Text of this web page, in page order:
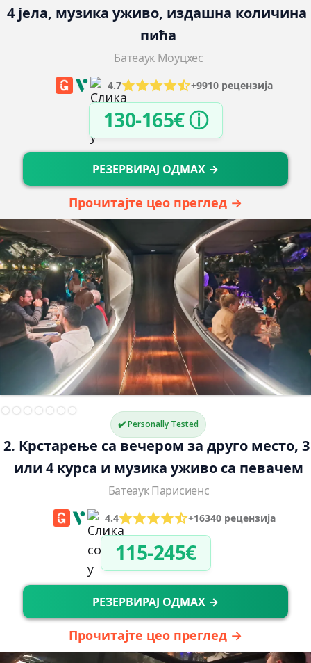
4 јела, музика уживо, издашна количина
пића
Батеаук Моуцхес
4.7 +9910 рецензија
130-165€ ⓘ
РЕЗЕРВИРАЈ ОДМАХ →
Прочитајте цео преглед →
✔️ Personally Tested
2. Крстарење са вечером за друго место,
или 4 курса и музика уживо са певачем
Батеаук Парисиенс
4.4 +16340 рецензија
115-245€
РЕЗЕРВИРАЈ ОДМАХ →
Прочитајте цео преглед →